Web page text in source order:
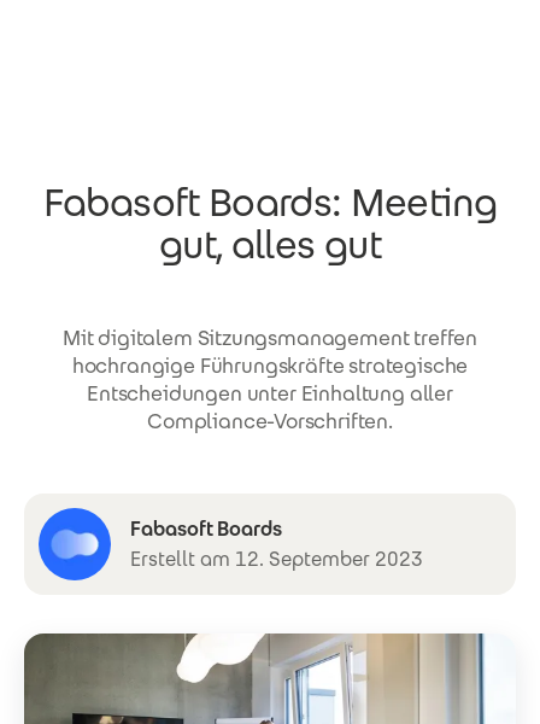
Fabasoft Boards: Meeting
gut, alles gut
Mit digitalem Sitzungsmanagement treffen
hochrangige Führungskräfte strategische
Entscheidungen unter Einhaltung aller
Compliance-Vorschriften.
Fabasoft Boards
Erstellt am 12. September 2023